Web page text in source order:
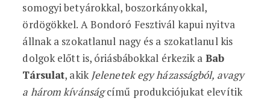
somogyi betyárokkal, boszorkányokkal,
ördögökkel. A Bondoró Fesztivál kapui nyitva
állnak a szokatlanul nagy és a szokatlanul kis
dolgok előtt is, óriásbábokkal érkezik a Bab
Társulat, akik Jelenetek egy házasságból, avagy
a három kívánságcímű produkciójukat elevítik